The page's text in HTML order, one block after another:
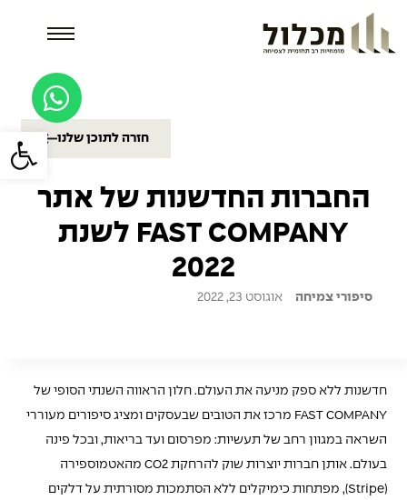
פתח חזרה לתוכן שלנו
החברות החדשנות של אתר
FAST COMPANY לשנת
2022
סיפורי צמיחה אוגוסט 23, 2022
חדשנות ללא ספק מניעה את העולם. חלון הראווה השנתי הסופי של
FAST COMPANY מרכז את הטובים שבעסקים ומציג סיפורים מעוררי
השראה במגוון רחב של תעשיות: מפרסום ועד בריאות, ובכל פינה
בעולם. אותן חברות יוצרות שוק להרחקת CO2 מהאטמוספירה
(Stripe), מפתחות כימיקלים ללא הסתמכות מסורתית על דלקים